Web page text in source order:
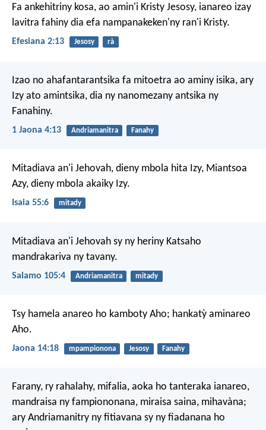
Fa ankehitriny kosa, ao amin'i Kristy Jesosy, ianareo izay
lavitra fahiny dia efa nampanakeken'ny ran'i Kristy.
Efesiana 2:13 Jesosy rà
Izao no ahafantarantsika fa mitoetra ao aminy isika, ary
Izy ato amintsika, dia ny nanomezany antsika ny
Fanahiny.
1 Jaona 4:13 Andriamanitra Fanahy
Mitadiava an'i Jehovah, dieny mbola hita Izy, Miantsoa
Azy, dieny mbola akaiky Izy.
Isaia 55:6 mitady
Mitadiava an'i Jehovah sy ny heriny Katsaho
mandrakariva ny tavany.
Salamo 105:4 Andriamanitra mitady
Tsy hamela anareo ho kamboty Aho; hankatỳ aminareo
Aho.
Jaona 14:18 mpampionona Jesosy Fanahy
Farany, ry rahalahy, mifalia, aoka ho tanteraka ianareo,
mandraisa ny fampiononana, miraisa saina, mihavàna;
ary Andriamanitry ny fitiavana sy ny fiadanana ho